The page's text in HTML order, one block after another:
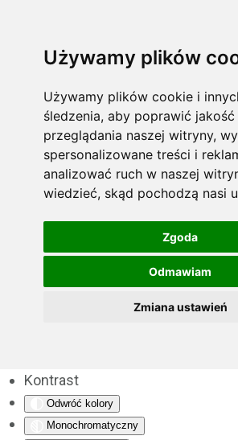
Używamy plików
Używamy plików cookie i
śledzenia, aby poprawić jakość
przeglądania naszej witryny,
spersonalizowane treści i
analizować ruch w naszej
wiedzieć, skąd pochodzą nasi
Zgoda
Odmawiam
Zmiana ustawień
Kontrast
Odwróć kolory
Monochromatyczny